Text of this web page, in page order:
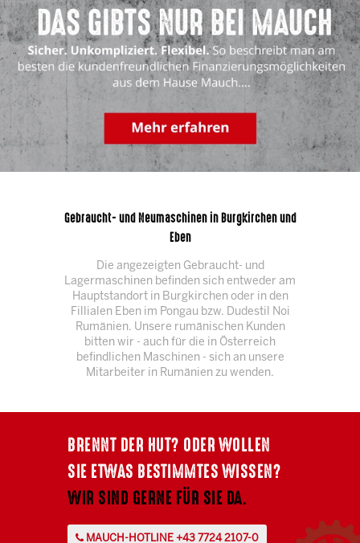
Gebraucht- und Neumaschinen in Burgkirchen und
Eben
Die angezeigten Gebraucht- und
Lagermaschinen befinden sich entweder am
Hauptstandort in Burgkirchen oder in den
Fillialen Eben im Pongau bzw. Dudestil Noi
Rumänien. Unsere rumänischen Kunden
bitten wir - auch für die in Österreich
befindlichen Maschinen - sich an unsere
Mitarbeiter in Rumänien zu wenden.
BRENNT DER HUT? ODER WOLLEN
SIE ETWAS BESTIMMTES WISSEN?
WIR SIND GERNE FÜR SIE DA.
MAUCH-HOTLINE +43 7724 2107-0